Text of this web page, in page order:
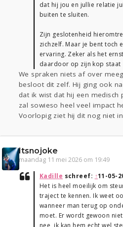
dat hij jou en jullie relatie
buiten te sluiten.
Zijn geslotenheid
zichzelf. Maar je bent toch
ervaring. Zeker als het
daardoor op zijn kop staat
We spraken niets af over
besloot dit zelf. Hij ging ook
dat ik wist dat hij een medisch
zal sowieso heel veel impact
Voorlopig ziet hij dit nog niet
Itsnojoke
maandag 11 mei 2026 om 19:49
Kadille schreef: ↑11-05-
Het is heel moeilijk om
traject te kennen. Ik weet
wanneer man terug op
moet. Er wordt gewoon